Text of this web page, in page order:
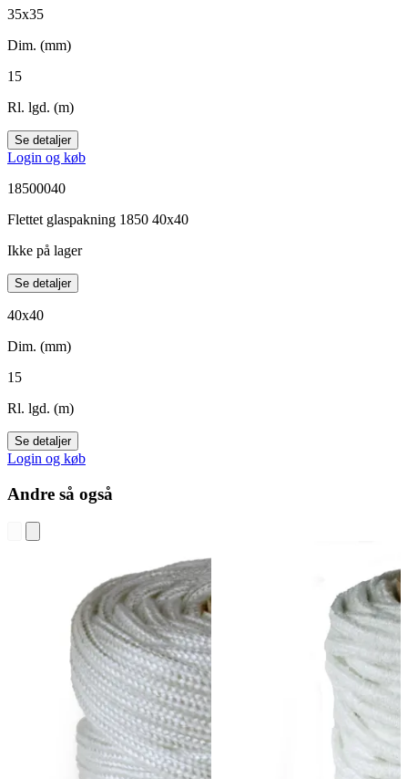
35x35
Dim. (mm)
15
Rl. lgd. (m)
Se detaljer
Login og køb
18500040
Flettet glaspakning 1850 40x40
Ikke på lager
Se detaljer
40x40
Dim. (mm)
15
Rl. lgd. (m)
Se detaljer
Login og køb
Andre så også